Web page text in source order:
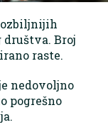
Broj
raste.
nedovoljno
pogrešno